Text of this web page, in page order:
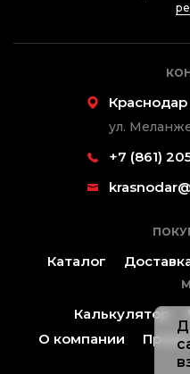
Краснодар
ул.
+7 (861)
Каталог
Калькулятор
О компании